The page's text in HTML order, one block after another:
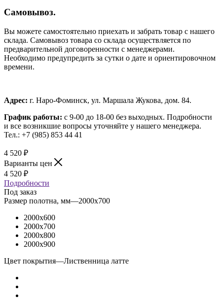
Самовывоз.
Вы можете самостоятельно приехать и забрать товар с нашего
склада. Самовывоз товара со склада осуществляется по
предварительной договоренности с менеджерами.
Необходимо предупредить за сутки о дате и ориентировочном
времени.
Адрес: г. Наро-Фоминск, ул. Маршала Жукова, дом. 84.
График работы: с 9-00 до 18-00 без выходных. Подробности
и все возникшие вопросы уточняйте у нашего менеджера.
Тел.: +7 (985) 853 44 41
4 520 ₽
Варианты цен
4 520 ₽
Подробности
Под заказ
Размер полотна, мм—2000x700
2000x600
2000x700
2000x800
2000x900
Цвет покрытия—Лиственница латте